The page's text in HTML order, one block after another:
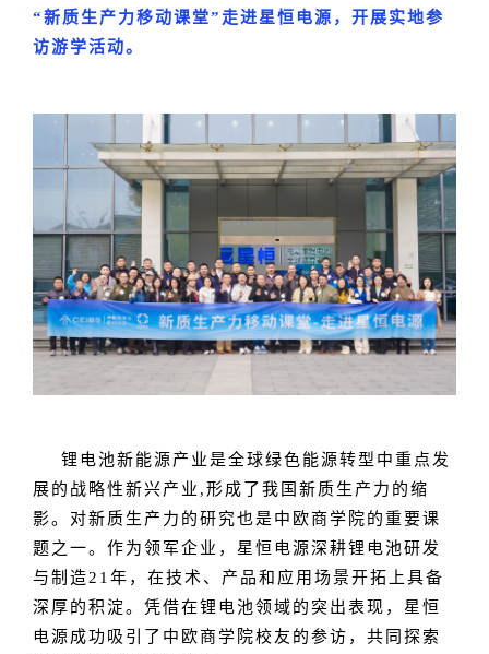
“新质生产力移动课堂”走进星恒电源，开展实地参
访游学活动。
锂电池新能源产业是全球绿色能源转型中重点发
展的战略性新兴产业,形成了我国新质生产力的缩
影。对新质生产力的研究也是中欧商学院的重要课
题之一。作为领军企业，星恒电源深耕锂电池研发
与制造21年，在技术、产品和应用场景开拓上具备
深厚的积淀。凭借在锂电池领域的突出表现，星恒
电源成功吸引了中欧商学院校友的参访，共同探索